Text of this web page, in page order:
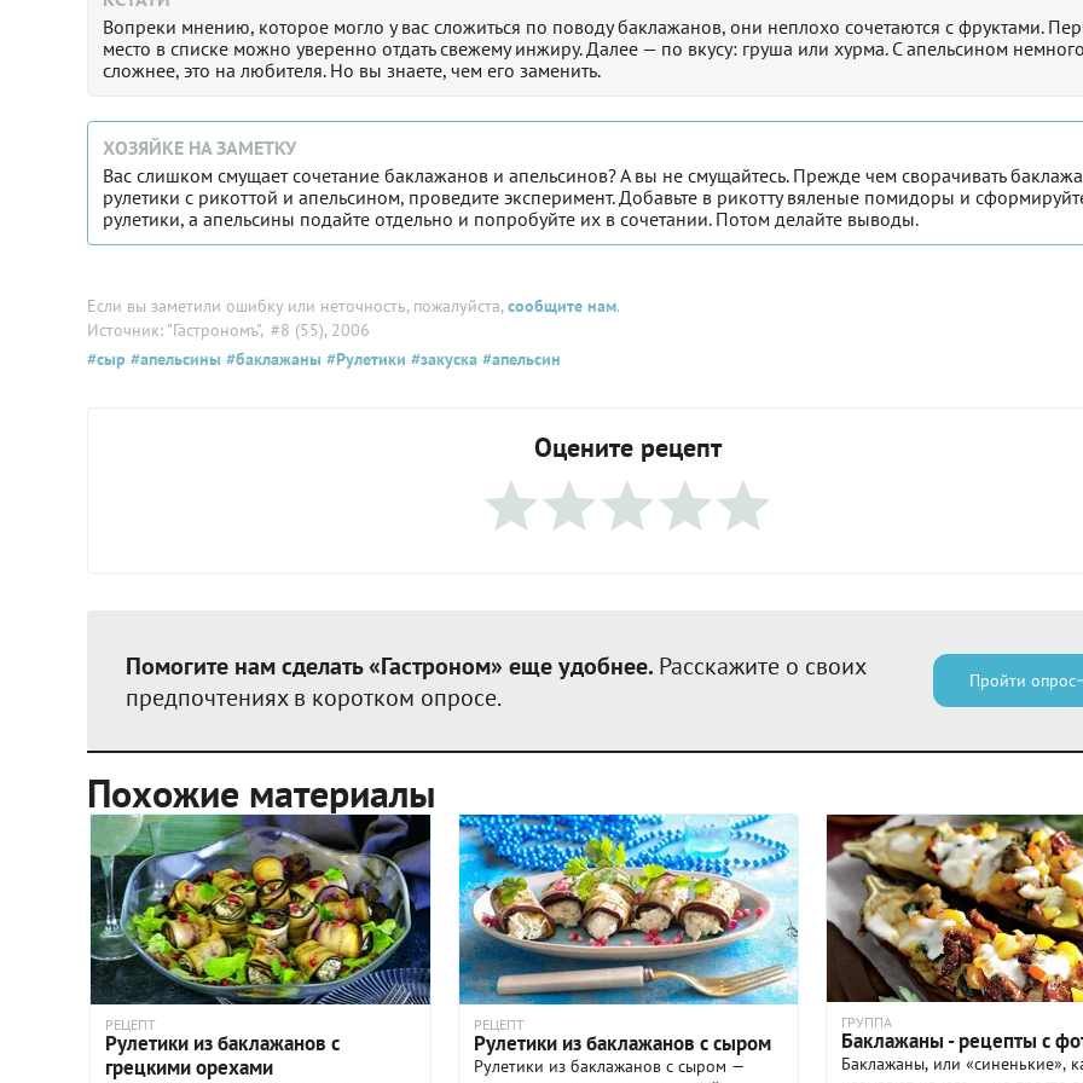
Вопреки мнению, которое могло у вас сложиться по поводу баклажанов, они неплохо сочетаются с фруктами.
место в списке можно уверенно отдать свежему инжиру. Далее — по вкусу: груша или хурма. С апельсином немного
сложнее, это на любителя. Но вы знаете, чем его заменить.
ХОЗЯЙКЕ НА ЗАМЕТКУ
Вас слишком смущает сочетание баклажанов и апельсинов? А вы не смущайтесь. Прежде чем сворачивать
рулетики с рикоттой и апельсином, проведите эксперимент. Добавьте в рикотту вяленые помидоры и
рулетики, а апельсины подайте отдельно и попробуйте их в сочетании. Потом делайте выводы.
Если вы заметили ошибку или неточность, пожалуйста,сообщите нам.
Источник: "Гастрономъ", #8 (55), 2006
#сыр #апельсины #баклажаны #Рулетики #закуска #апельсин
Оцените рецепт
Помогите нам сделать «Гастроном» еще удобнее. Расскажите о своих
предпочтениях в коротком опросе.
Пройти опрос
Похожие материалы
РЕЦЕПТ
Рулетики из баклажанов с
грецкими орехами
РЕЦЕПТ
Рулетики из баклажанов с сыром
Рулетики из баклажанов с сыром —
ГРУППА
Баклажаны - рецепты с
Баклажаны, или «синенькие»,